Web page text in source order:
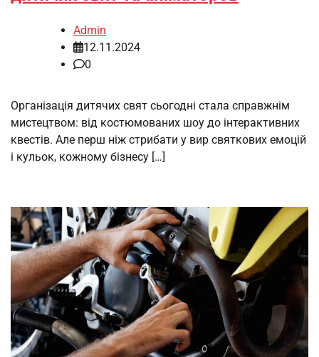
Admin
12.11.2024
0
Організація дитячих свят сьогодні стала справжнім
мистецтвом: від костюмованих шоу до інтерактивних
квестів. Але перш ніж стрибати у вир святкових емоцій
і кульок, кожному бізнесу […]